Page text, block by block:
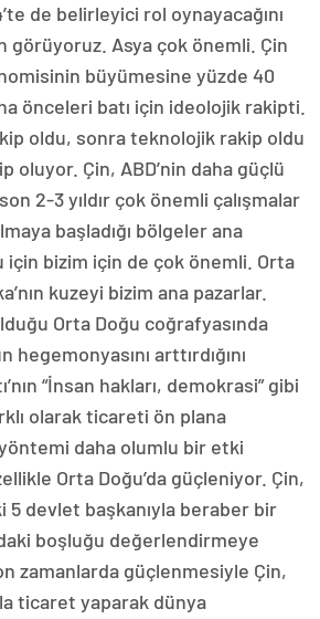
de belirleyici rol oynayacağını
görüyoruz. Asya çok önemli. Çin
büyümesine yüzde 40
önceleri batı için ideolojik rakipti.
oldu, sonra teknolojik rakip oldu
oluyor. Çin, ABD’nin daha güçlü
2-3 yıldır çok önemli çalışmalar
başladığı bölgeler ana
için bizim için de çok önemli. Orta
kuzeyi bizim ana pazarlar.
Orta Doğu coğrafyasında
hegemonyasını arttırdığını
“İnsan hakları, demokrasi” gibi
olarak ticareti ön plana
yöntemi daha olumlu bir etki
Orta Doğu’da güçleniyor. Çin,
5 devlet başkanıyla beraber bir
boşluğu değerlendirmeye
zamanlarda güçlenmesiyle Çin,
ticaret yaparak dünya